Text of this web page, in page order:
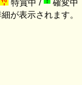
特賞中 /
確変中
が表示されます。